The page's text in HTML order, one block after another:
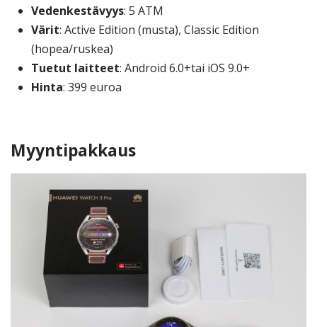
Vedenkestävyys: 5 ATM
Värit: Active Edition (musta), Classic Edition
(hopea/ruskea)
Tuetut laitteet: Android 6.0+tai iOS 9.0+
Hinta: 399 euroa
Myyntipakkaus